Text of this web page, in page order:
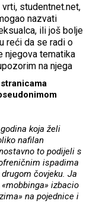
studentnet.net,
nazvati
ili još bolje
reći da se radi o
njegova tematika
na njega
koja želi
nafilan
to podijeli s
ispadima
čovjeku. Ja
izbacio
na pojednice i